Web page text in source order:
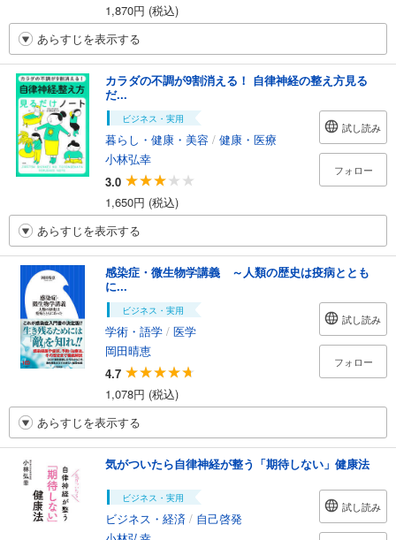
1,870円 (税込)
あらすじを表示する
カラダの不調が9割消える！ 自律神経の整え方見る
だ...
ビジネス・実用
暮らし・健康・美容 / 健康・医療
小林弘幸
3.0
1,650円 (税込)
試し読み
フォロー
あらすじを表示する
感染症・微生物学講義 ～人類の歴史は疫病ととも
に...
ビジネス・実用
学術・語学 / 医学
岡田晴恵
4.7
1,078円 (税込)
試し読み
フォロー
あらすじを表示する
気がついたら自律神経が整う「期待しない」健康法
ビジネス・実用
ビジネス・経済 / 自己啓発
試し読み